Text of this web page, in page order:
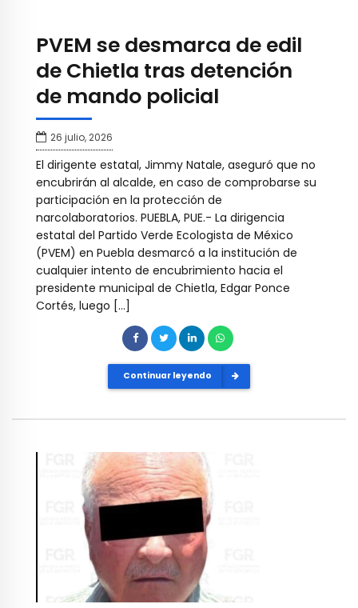
PVEM se desmarca de edil
de Chietla tras detención
de mando policial
26 julio, 2026
El dirigente estatal, Jimmy Natale, aseguró que no
encubrirán al alcalde, en caso de comprobarse su
participación en la protección de
narcolaboratorios. PUEBLA, PUE.- La dirigencia
estatal del Partido Verde Ecologista de México
(PVEM) en Puebla desmarcó a la institución de
cualquier intento de encubrimiento hacia el
presidente municipal de Chietla, Edgar Ponce
Cortés, luego […]
Continuar leyendo